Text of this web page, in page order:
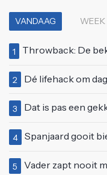
VANDAAG WEEK
1 Throwback: De bekende
2 Dé lifehack om
3 Dat is pas een
4 Spanjaard gooit bier in
5 Vader zapt nooit meer weg